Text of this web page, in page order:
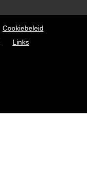
Cookiebeleid
Links